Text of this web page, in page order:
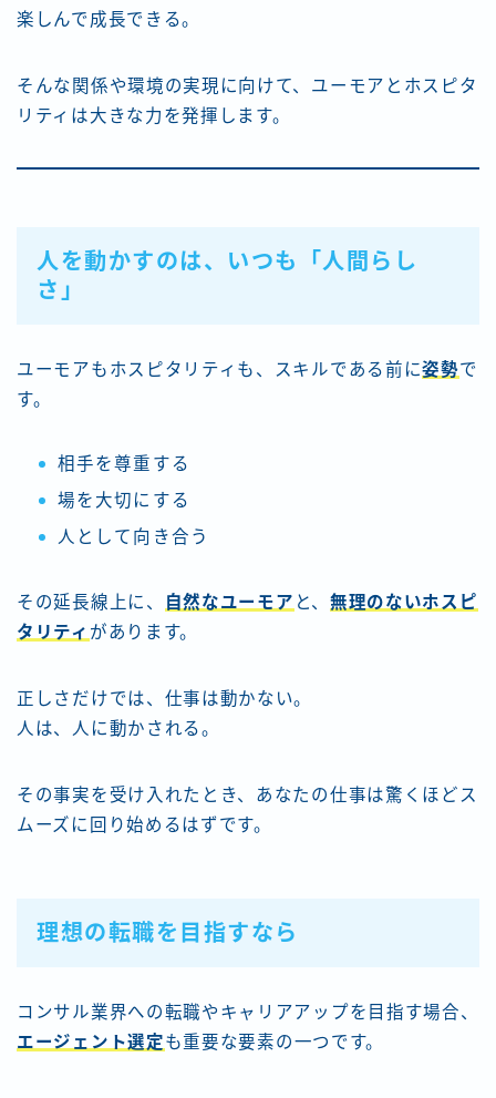
楽しんで成長できる。
そんな関係や環境の実現に向けて、ユーモアとホスピタ
リティは大きな力を発揮します。
人を動かすのは、いつも「人間らし
さ」
ユーモアもホスピタリティも、スキルである前に姿勢で
す。
相手を尊重する
場を大切にする
人として向き合う
その延長線上に、 自然なユーモア と、 無理のないホスピ
タリティ があります。
正しさだけでは、仕事は動かない。
人は、人に動かされる。
その事実を受け入れたとき、あなたの仕事は驚くほどス
ムーズに回り始めるはずです。
理想の転職を目指すなら
コンサル業界への転職やキャリアアップを目指す場合、
エージェント選定も重要な要素の一つです。